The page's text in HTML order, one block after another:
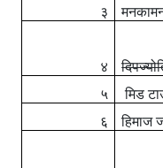
३
४
५
मिड
६
हिमाज